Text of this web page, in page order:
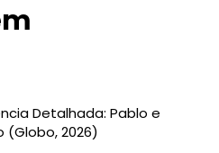
Detalhada: Pablo e
(Globo, 2026)